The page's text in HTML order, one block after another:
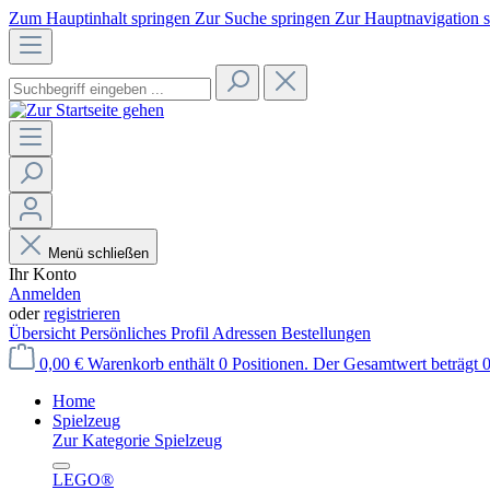
Zum Hauptinhalt springen Zur Suche springen Zur Hauptnavigation
Menü schließen
Ihr Konto
Anmelden
oderregistrieren
Übersicht Persönliches Profil Adressen Bestellungen
0,00 € Warenkorb enthält 0 Positionen. Der Gesamtwert beträgt
Home
Spielzeug
Zur Kategorie Spielzeug
LEGO®